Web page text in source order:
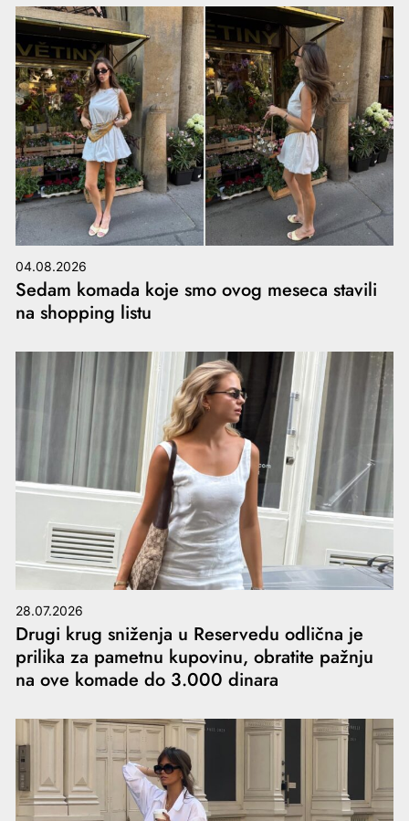
04.08.2026
Sedam komada koje smo ovog meseca stavili
na shopping listu
28.07.2026
Drugi krug sniženja u Reservedu odlična je
prilika za pametnu kupovinu, obratite pažnju
na ove komade do 3.000 dinara